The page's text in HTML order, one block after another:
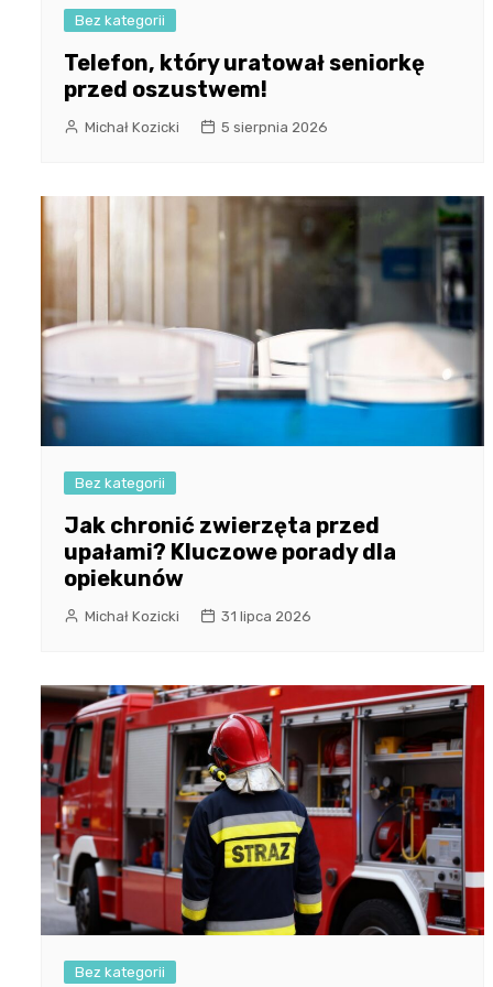
Bez kategorii
Telefon, który uratował seniorkę
przed oszustwem!
Michał Kozicki 5 sierpnia 2026
Bez kategorii
Jak chronić zwierzęta przed
upałami? Kluczowe porady dla
opiekunów
Michał Kozicki 31 lipca 2026
Bez kategorii